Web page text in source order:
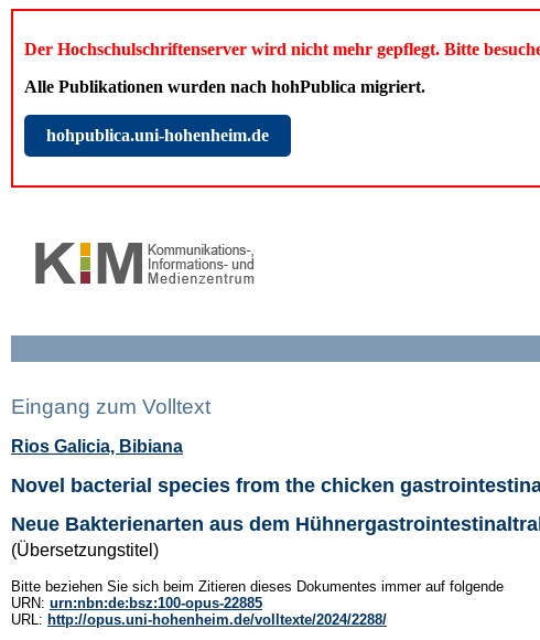
Der Hochschulschriftenserver wird nicht mehr gepflegt. Bitte
Alle Publikationen wurden nach hohPublica migriert.
hohpublica.uni-hohenheim.de
Eingang zum Volltext
Rios Galicia, Bibiana
Novel bacterial species from the chicken
Neue Bakterienarten aus dem
(Übersetzungstitel)
Bitte beziehen Sie sich beim Zitieren dieses Dokumentes immer auf folgende
URN: urn:nbn:de:bsz:100-opus-22885
URL: http://opus.uni-hohenheim.de/volltexte/2024/2288/